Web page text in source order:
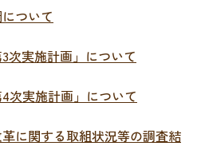
ついて
次実施計画」について
4次実施計画」について
に関する取組状況等の調査結